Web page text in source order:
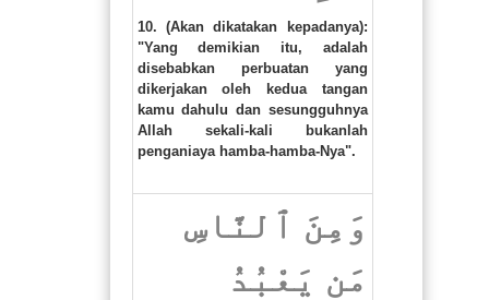
10. (Akan dikatakan kepadanya):
"Yang demikian itu, adalah
disebabkan perbuatan yang
dikerjakan oleh kedua tangan
kamu dahulu dan sesungguhnya
Allah sekali-kali bukanlah
penganiaya hamba-hamba-Nya".
وَمِنَ ٱلنَّاسِ
مَن يَعْبُدُ